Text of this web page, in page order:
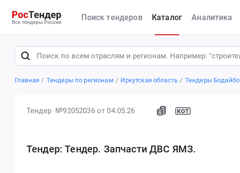
Поиск тендеров Каталог Аналитика
Главная Тендеры по регионам Иркутская область Тендеры Бодайбо
Тендер №92052036от 04.05.26
Тендер: Тендер. Запчасти ДВС ЯМЗ.